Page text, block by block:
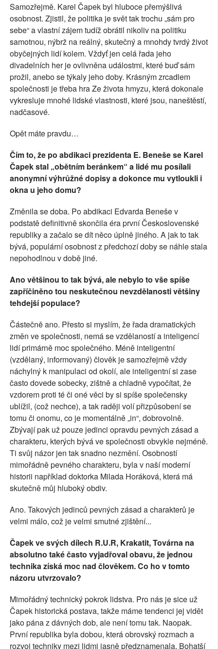
Samozřejmě. Karel Čapek byl hluboce přemýšlivá
osobnost. Zjistil, že politika je svět tak trochu „sám pro
sebe“ a vlastní zájem tudíž obrátil nikoliv na politiku
samotnou, nýbrž na reálný, skutečný a mnohdy tvrdý život
obyčejných lidí kolem. Vždyť jen celá řada jeho
divadelních her je ovlivněna událostmi, které buď sám
prožil, anebo se týkaly jeho doby. Krásným zrcadlem
společnosti je třeba hra Ze života hmyzu, která dokonale
vykresluje mnohé lidské vlastnosti, které jsou, naneštěstí,
nadčasové.
Opět máte pravdu…
Čím to, že po abdikaci prezidenta E. Beneše se Karel
Čapek stal „obětním beránkem“ a lidé mu posílali
anonymní výhrůžné dopisy a dokonce mu vytloukli i
okna u jeho domu?
Změnila se doba. Po abdikaci Edvarda Beneše v
podstatě definitivně skončila éra první Československé
republiky a začalo se dít něco úplně jiného. A jak to tak
bývá, populární osobnost z předchozí doby se náhle stala
nepohodlnou v době jiné.
Ano většinou to tak bývá, ale nebylo to vše spíše
zapříčiněno tou neskutečnou nevzdělanosti většiny
tehdejší populace?
Částečně ano. Přesto si myslím, že řada dramatických
změn ve společnosti, nemá se vzdělaností a inteligencí
lidí primárně moc společného. Méně inteligentní
(vzdělaný, informovaný) člověk je samozřejmě vždy
náchylný k manipulaci od okolí, ale inteligentní si zase
často dovede sobecky, zištně a chladně vypočítat, že
vzdorem proti té či oné věci by si spíše společensky
ublížil, (což nechce), a tak raději volí přizpůsobení se
tomu či onomu, co je momentálně „in“, dobrovolně.
Zbývají pak už pouze jedinci opravdu pevných zásad a
charakteru, kterých bývá ve společnosti obvykle nejméně.
Ti svůj názor jen tak snadno nezmění. Osobností
mimořádně pevného charakteru, byla v naší moderní
historii například doktorka Milada Horáková, která má
skutečně můj hluboký obdiv.
Ano. Takových jedinců pevných zásad a charakterů je
velmi málo, což je velmi smutné zjištění...
Čapek ve svých dílech R.U.R, Krakatit, Továrna na
absolutno také často vyjadřoval obavu, že jednou
technika získá moc nad člověkem. Co ho v tomto
názoru utvrzovalo?
Mimořádný technický pokrok lidstva. Pro nás je sice už
Čapek historická postava, takže máme tendenci jej vidět
jako pána z dávných dob, ale není tomu tak. Naopak.
První republika byla dobou, která obrovský rozmach a
rozvoj techniky mezi lidmi jasně předznamenala. Bohatší